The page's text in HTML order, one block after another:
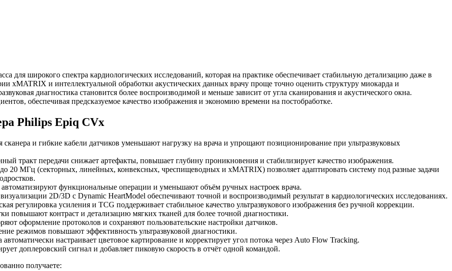
для широкого спектра кардиологических исследований, которая на практике обеспечивает стабильную детализацию даже в
xMATRIX и интеллектуальной обработки акустических данных врачу проще точно оценить структуру миокарда и
диагностика становится более воспроизводимой и меньше зависит от угла сканирования и акустического окна.
обеспечивая предсказуемое качество изображения и экономию времени на постобработке.
Philips Epiq CVx
и гибкие кабели датчиков уменьшают нагрузку на врача и упрощают позиционирование при ультразвуковых
тракт передачи снижает артефакты, повышает глубину проникновения и стабилизирует качество изображения.
20 МГц (секторных, линейных, конвексных, чреспищеводных и xMATRIX) позволяет адаптировать систему под разные задачи
функциональные операции и уменьшают объём ручных настроек врача.
2D/3D с Dynamic HeartModel обеспечивают точной и воспроизводимый результат в кардиологических исследованиях.
регулировка усиления и TCG поддерживает стабильное качество ультразвукового изображения без ручной коррекции.
повышают контраст и детализацию мягких тканей для более точной диагностики.
оформление протоколов и сохраняют пользовательские настройки датчиков.
режимов повышают эффективность ультразвуковой диагностики.
настраивает цветовое картирование и корректирует угол потока через Auto Flow Tracking.
доплеровский сигнал и добавляет пиковую скорость в отчёт одной командой.
получаете: